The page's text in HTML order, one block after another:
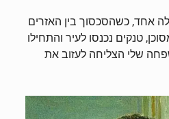
אחד, כשהסכסוך בין האזרים
טנקים נכנסו לעיר והתחילו
שלי הצליחה לעזוב את